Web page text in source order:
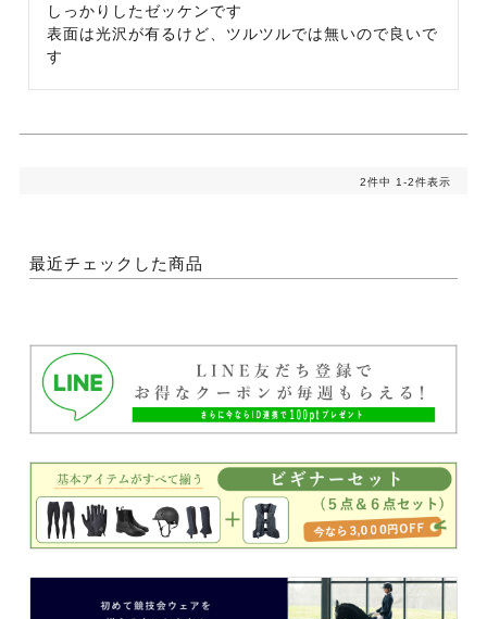
しっかりしたゼッケンです
表面は光沢が有るけど、ツルツルでは無いので良いで
す
2件中 1-2件表示
最近チェックした商品